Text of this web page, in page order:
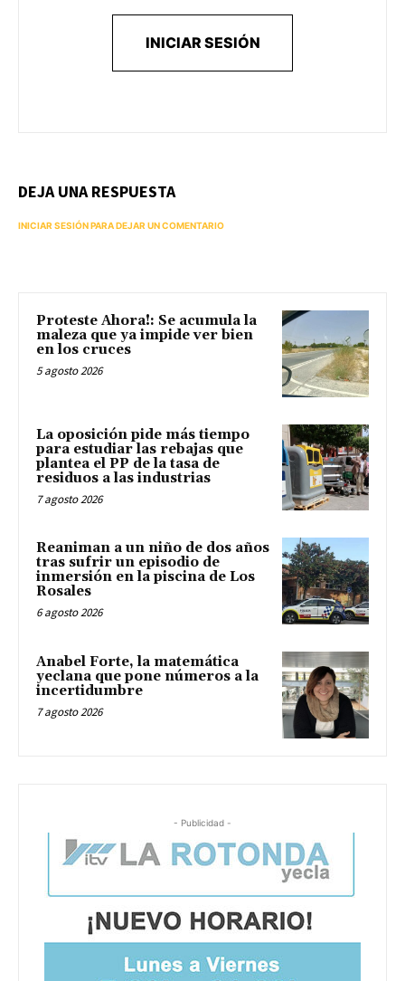
INICIAR SESIÓN
DEJA UNA RESPUESTA
INICIAR SESIÓN PARA DEJAR UN COMENTARIO
Proteste Ahora!: Se acumula la
maleza que ya impide ver bien
en los cruces
5 agosto 2026
La oposición pide más tiempo
para estudiar las rebajas que
plantea el PP de la tasa de
residuos a las industrias
7 agosto 2026
Reaniman a un niño de dos años
tras sufrir un episodio de
inmersión en la piscina de Los
Rosales
6 agosto 2026
Anabel Forte, la matemática
yeclana que pone números a la
incertidumbre
7 agosto 2026
- Publicidad -